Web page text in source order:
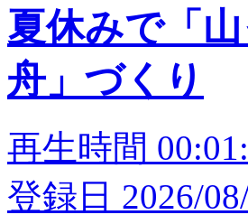
夏休みで「
舟」づくり
再生時間
登録日 2026/